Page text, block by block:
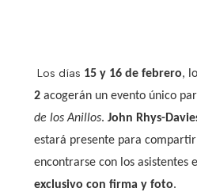
Los días 15 y 16 de febrero,
2acogerán un evento único
de los Anillos. John Rhys-
estará presente para
encontrarse con los asistentes
exclusivo con firma y foto.